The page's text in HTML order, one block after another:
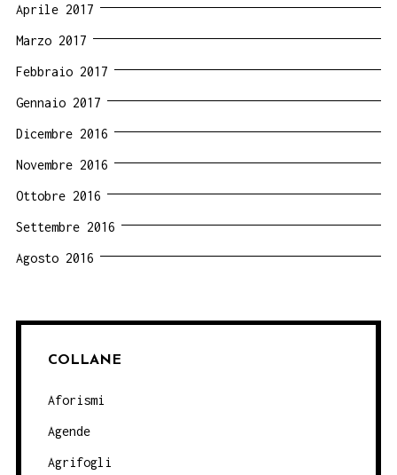
Aprile 2017
Marzo 2017
Febbraio 2017
Gennaio 2017
Dicembre 2016
Novembre 2016
Ottobre 2016
Settembre 2016
Agosto 2016
COLLANE
Aforismi
Agende
Agrifogli